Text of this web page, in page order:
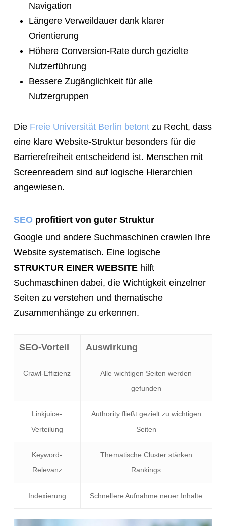
Navigation
Längere Verweildauer dank klarer
Orientierung
Höhere Conversion-Rate durch gezielte
Nutzerführung
Bessere Zugänglichkeit für alle
Nutzergruppen
Die Freie Universität Berlin betontzu Recht, dass
eine klare Website-Struktur besonders für die
Barrierefreiheit entscheidend ist. Menschen mit
Screenreadern sind auf logische Hierarchien
angewiesen.
SEOprofitiert von guter Struktur
Google und andere Suchmaschinen crawlen Ihre
Website systematisch. Eine logische
STRUKTUR EINER WEBSITEhilft
Suchmaschinen dabei, die Wichtigkeit einzelner
Seiten zu verstehen und thematische
Zusammenhänge zu erkennen.
SEO-Vorteil Auswirkung
Crawl-Effizienz
Alle wichtigen Seiten werden
gefunden
Linkjuice-
Verteilung
Authority fließt gezielt zu wichtigen
Seiten
Keyword-
Relevanz
Thematische Cluster stärken
Rankings
Indexierung Schnellere Aufnahme neuer Inhalte